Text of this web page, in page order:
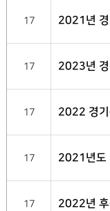
17 2021년 경
17 2023년 경
17 2022 경기
17 2021년도
17 2022년 후